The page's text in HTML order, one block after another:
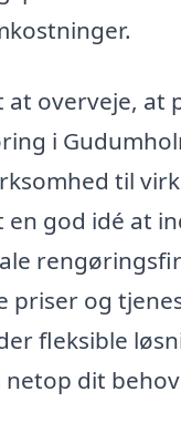
at overveje, at
i
til
en god idé at
priser og
fleksible
netop dit